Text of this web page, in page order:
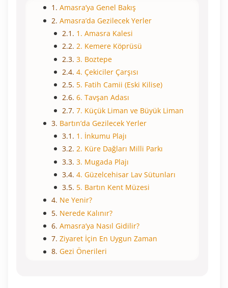
Amasra’ya Genel Bakış
Amasra’da Gezilecek Yerler
1. Amasra Kalesi
2. Kemere Köprüsü
3. Boztepe
4. Çekiciler Çarşısı
5. Fatih Camii (Eski Kilise)
6. Tavşan Adası
7. Küçük Liman ve Büyük Liman
Bartın’da Gezilecek Yerler
1. İnkumu Plajı
2. Küre Dağları Milli Parkı
3. Mugada Plajı
4. Güzelcehisar Lav Sütunları
5. Bartın Kent Müzesi
Ne Yenir?
Nerede Kalınır?
Amasra’ya Nasıl Gidilir?
Ziyaret İçin En Uygun Zaman
Gezi Önerileri